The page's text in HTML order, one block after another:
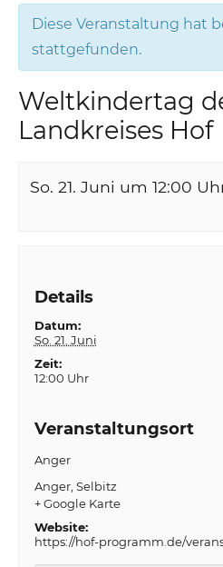
Diese Veranstaltung hat
stattgefunden.
Weltkindertag
Landkreises Hof
So. 21. Juni um 12:00
Details
Datum:
So. 21. Juni
Zeit:
12:00 Uhr
Veranstaltungsort
Anger
Anger Selbitz
+ Google Karte
Website:
https://hof-programm.de/